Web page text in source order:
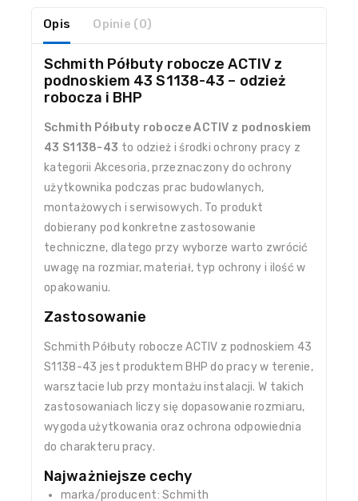
Opis Opinie (0)
Schmith Półbuty robocze ACTIV z
podnoskiem 43 S1138-43 – odzież
robocza i BHP
Schmith Półbuty robocze ACTIV z podnoskiem
43 S1138-43 to odzież i środki ochrony pracy z
kategorii Akcesoria, przeznaczony do ochrony
użytkownika podczas prac budowlanych,
montażowych i serwisowych. To produkt
dobierany pod konkretne zastosowanie
techniczne, dlatego przy wyborze warto zwrócić
uwagę na rozmiar, materiał, typ ochrony i ilość w
opakowaniu.
Zastosowanie
Schmith Półbuty robocze ACTIV z podnoskiem 43
S1138-43 jest produktem BHP do pracy w terenie,
warsztacie lub przy montażu instalacji. W takich
zastosowaniach liczy się dopasowanie rozmiaru,
wygoda użytkowania oraz ochrona odpowiednia
do charakteru pracy.
Najważniejsze cechy
marka/producent: Schmith